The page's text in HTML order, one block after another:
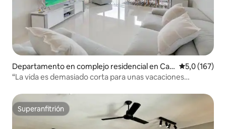
Departamento en complejo residencial en Cair
ns North
Calificación
5,0 (167)
“La vida es demasiado corta para unas vacaciones
Superanfitrión
Superanfitrión